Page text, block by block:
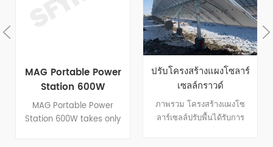
MAG Portable Power
Station 600W
MAG Portable Power
Station 600W takes only
ปรับโครงสร้างแผงโซลาร์
เซลล์กราวด์
ภาพรวม โครงสร้างแผงโซ
ลาร์เซลล์ปรับพื้นได้รับการ